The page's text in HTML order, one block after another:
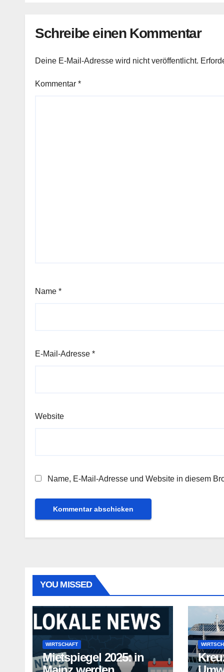
Schreibe einen Kommentar
Deine E-Mail-Adresse wird nicht veröffentlicht.
Kommentar *
Name *
E-Mail-Adresse *
Website
Name, E-Mail-Adresse und Website in diesem
YOU MISSED
WIRTSCHAFT
Mietspiegel 2025: in